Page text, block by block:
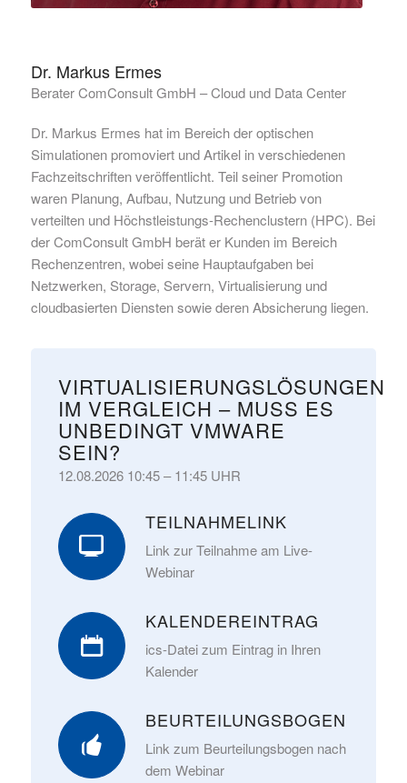
Dr. Markus Ermes
Berater ComConsult GmbH – Cloud und Data Center
Dr. Markus Ermes hat im Bereich der optischen
Simulationen promoviert und Artikel in verschiedenen
Fachzeitschriften veröffentlicht. Teil seiner Promotion
waren Planung, Aufbau, Nutzung und Betrieb von
verteilten und Höchstleistungs-Rechenclustern (HPC). Bei
der ComConsult GmbH berät er Kunden im Bereich
Rechenzentren, wobei seine Hauptaufgaben bei
Netzwerken, Storage, Servern, Virtualisierung und
cloudbasierten Diensten sowie deren Absicherung liegen.
VIRTUALISIERUNGSLÖSUNGEN
IM VERGLEICH – MUSS ES
UNBEDINGT VMWARE
SEIN?
12.08.2026 10:45 – 11:45 UHR
TEILNAHMELINK
Link zur Teilnahme am Live-
Webinar
KALENDEREINTRAG
ics-Datei zum Eintrag in Ihren
Kalender
BEURTEILUNGSBOGEN
Link zum Beurteilungsbogen nach
dem Webinar